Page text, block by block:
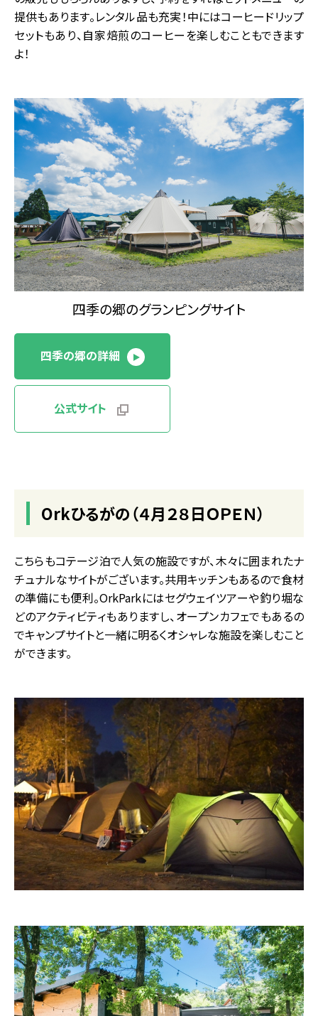
提供もあります。レンタル品も充実！中にはコーヒードリップ
セットもあり、自家焙煎のコーヒーを楽しむこともできます
よ！
四季の郷のグランピングサイト
四季の郷の詳細
公式サイト
Orkひるがの（４月２８日ＯＰＥＮ）
こちらもコテージ泊で人気の施設ですが、木々に囲まれたナ
チュナルなサイトがございます。共用キッチンもあるので食材
の準備にも便利。OrkParkにはセグウェイツアーや釣り堀な
どのアクティビティもありますし、オープンカフェでもあるの
でキャンプサイトと一緒に明るくオシャレな施設を楽しむこと
ができます。